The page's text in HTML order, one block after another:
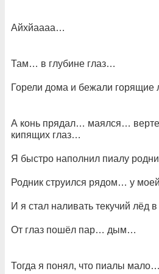
Айхйаааа…
Там… в глубине глаз…
Горели дома и бежали
А конь прядал… маялся…
кипящих глаз…
Я быстро наполнил пиалу
Родник струился рядом… у
И я стал наливать текучий лёд
От глаз пошёл пар… дым…
Тогда я понял, что пиалы мало…